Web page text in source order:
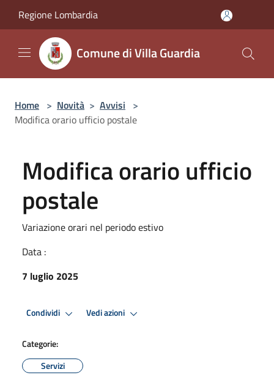
Regione Lombardia
Comune di Villa Guardia
Home > Novità > Avvisi >
Modifica orario ufficio postale
Modifica orario ufficio
postale
Variazione orari nel periodo estivo
Data :
7 luglio 2025
Condividi Vedi azioni
Categorie:
Servizi